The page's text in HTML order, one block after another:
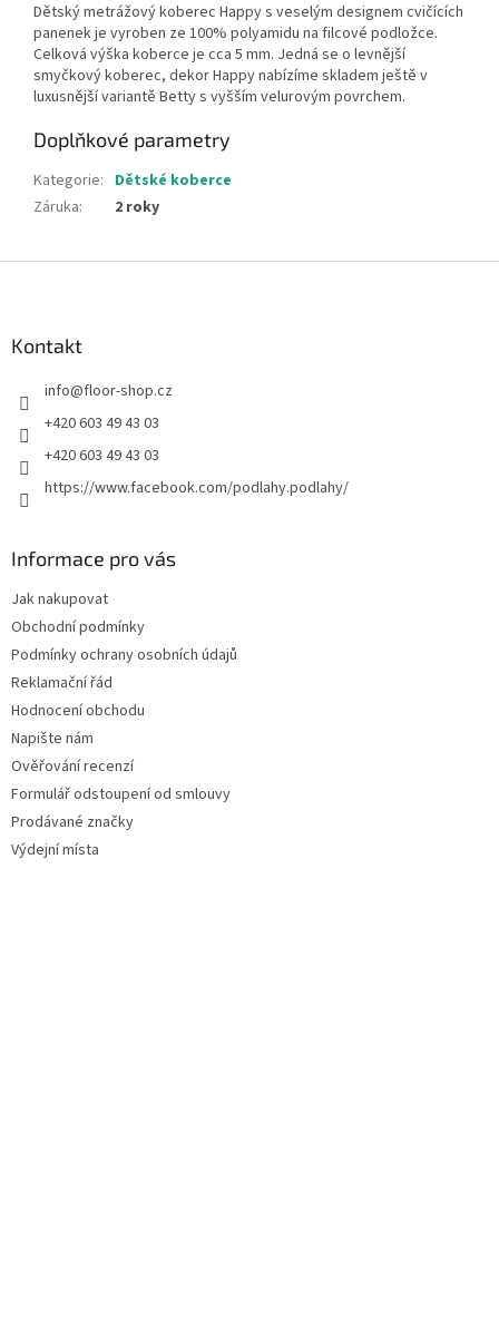
Dětský metrážový koberec Happy s veselým designem cvičících
panenek je vyroben ze 100% polyamidu na filcové podložce.
Celková výška koberce je cca 5 mm. Jedná se o levnější
smyčkový koberec, dekor Happy nabízíme skladem ještě v
luxusnější variantě Betty s vyšším velurovým povrchem.
Doplňkové parametry
Kategorie: Dětské koberce
Záruka: 2 roky
Kontakt
info@floor-shop.cz
+420 603 49 43 03
+420 603 49 43 03
https://www.facebook.com/podlahy.podlahy/
Informace pro vás
Jak nakupovat
Obchodní podmínky
Podmínky ochrany osobních údajů
Reklamační řád
Hodnocení obchodu
Napište nám
Ověřování recenzí
Formulář odstoupení od smlouvy
Prodávané značky
Výdejní místa